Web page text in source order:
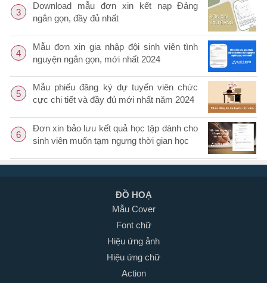
3
Download mẫu đơn xin kết nạp Đảng
ngắn gọn, đầy đủ nhất
4
Mẫu đơn xin gia nhập đội sinh viên tình
nguyện ngắn gọn, mới nhất 2024
5
Mẫu phiếu đăng ký dự tuyển viên chức
cực chi tiết và đầy đủ mới nhất năm 2024
6
Đơn xin bảo lưu kết quả học tập dành cho
sinh viên muốn tạm ngưng thời gian học
ĐỒ HOẠ
Mẫu Cover
Font chữ
Hiệu ứng ảnh
Hiệu ứng chữ
Action